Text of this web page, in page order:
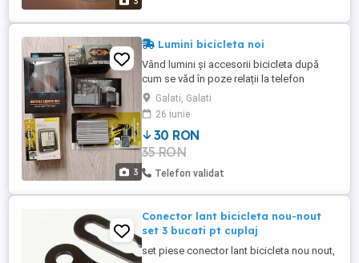
3
Lumini bicicleta noi
Vând lumini și accesorii bicicleta după
cum se văd în poze relații la telefon
Galati, Galati
26 iunie
30 RON
35 RON
Telefon validat
Conector lant bicicleta nou-nout
set 3 bucati pt cuplaj
set piese conector lant bicicleta nou nout,